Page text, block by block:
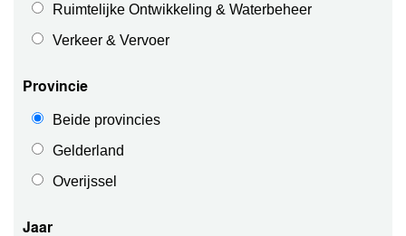
Ruimtelijke Ontwikkeling & Waterbeheer
Verkeer & Vervoer
Provincie
Beide provincies
Gelderland
Overijssel
Jaar